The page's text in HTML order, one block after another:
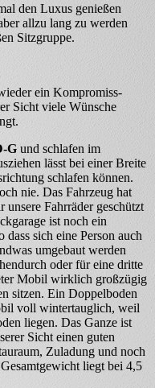
den Luxus genießen
allzu lang zu werden
Sitzgruppe.
ein Kompromiss-
Sicht viele Wünsche
G und schlafen im
lässt bei einer Breite
schlafen können.
nie. Das Fahrzeug hat
Fahrräder geschützt
ist noch ein
sich eine Person auch
umgebaut werden
oder für eine dritte
Mobil wirklich großzügig
sitzen. Ein Doppelboden
voll wintertauglich, weil
liegen. Das Ganze ist
Sicht einen guten
Zuladung und noch
liegt bei 4,5